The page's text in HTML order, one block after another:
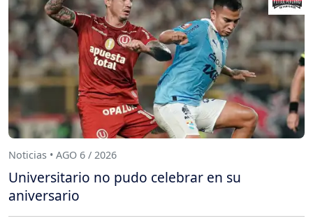
Noticias • AGO 6 / 2026
Universitario no pudo celebrar en su
aniversario